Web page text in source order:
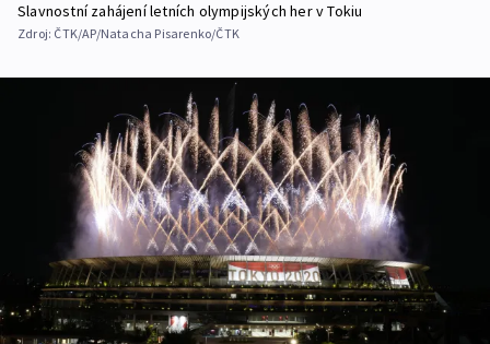
Slavnostní zahájení letních olympijských her v Tokiu
Zdroj: ČTK/AP/Natacha Pisarenko/ČTK